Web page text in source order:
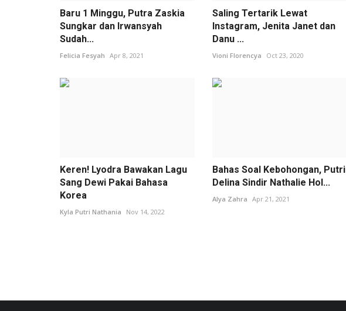
Baru 1 Minggu, Putra Zaskia
Sungkar dan Irwansyah
Sudah...
Felicia Fesyah Apr 8, 2021
Saling Tertarik Lewat
Instagram, Jenita Janet dan
Danu ...
Vioni Florencya Oct 23, 2020
Keren! Lyodra Bawakan Lagu
Sang Dewi Pakai Bahasa
Korea
Kyla Putri Nathania Nov 14, 2022
Bahas Soal Kebohongan, Putri
Delina Sindir Nathalie Hol...
Alya Zahra Apr 21, 2021